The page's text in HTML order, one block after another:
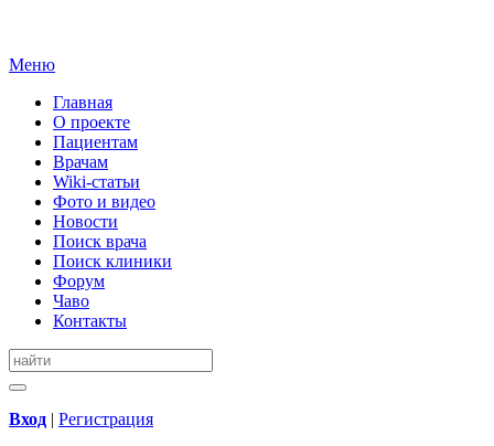
Меню
Главная
О проекте
Пациентам
Врачам
Wiki-статьи
Фото и видео
Новости
Поиск врача
Поиск клиники
Форум
Чаво
Контакты
Вход | Регистрация